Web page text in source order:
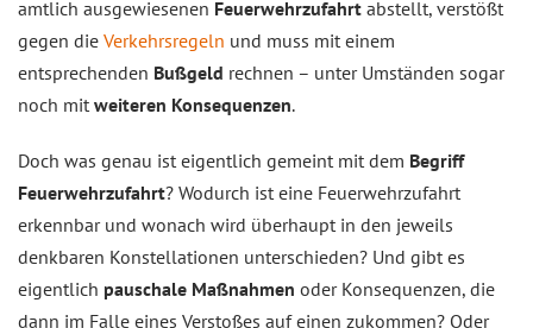
amtlich ausgewiesenen Feuerwehrzufahrt abstellt, verstößt
gegen die Verkehrsregeln und muss mit einem
entsprechenden Bußgeld rechnen – unter Umständen sogar
noch mit weiteren Konsequenzen.
Doch was genau ist eigentlich gemeint mit dem Begriff
Feuerwehrzufahrt? Wodurch ist eine Feuerwehrzufahrt
erkennbar und wonach wird überhaupt in den jeweils
denkbaren Konstellationen unterschieden? Und gibt es
eigentlich pauschale Maßnahmen oder Konsequenzen, die
dann im Falle eines Verstoßes auf einen zukommen? Oder